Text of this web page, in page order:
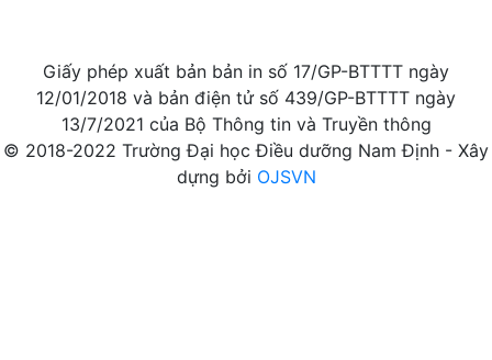
Giấy phép xuất bản bản in số 17/GP-BTTTT ngày
12/01/2018 và bản điện tử số 439/GP-BTTTT ngày
13/7/2021 của Bộ Thông tin và Truyền thông
© 2018-2022 Trường Đại học Điều dưỡng Nam Định - Xây
dựng bởi OJSVN